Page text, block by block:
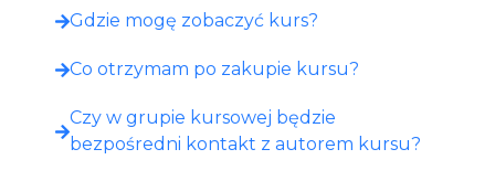
Gdzie mogę zobaczyć kurs?​
Co otrzymam po zakupie kursu?​
Czy w grupie kursowej będzie
bezpośredni kontakt z autorem kursu?